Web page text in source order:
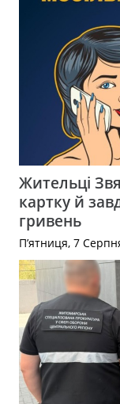
Жительці
картку й
гривень
П’ятниця, 7